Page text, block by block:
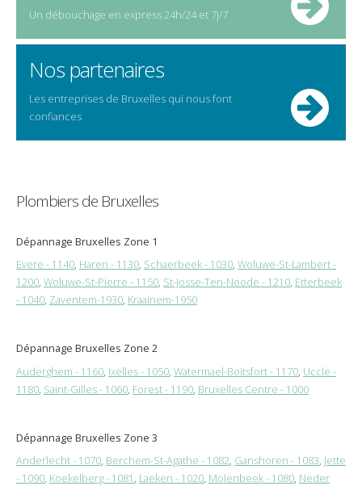
Un débouchage en express 24h/24 et 7j/7
Nos partenaires
Les entreprises de Bruxelles qui nous font
confiances
Plombiers de Bruxelles
Dépannage Bruxelles Zone 1
Evere - 1140, Haren - 1130, Schaerbeek - 1030, Woluwe-St-Lambert -
1200, Woluwe-St-Pierre - 1150, St-Josse-Ten-Noode - 1210, Etterbeek
- 1040, Zaventem-1930, Kraainem-1950
Dépannage Bruxelles Zone 2
Auderghem - 1160, Ixelles - 1050, Watermael-Boitsfort - 1170, Uccle -
1180, Saint-Gilles - 1060, Forest - 1190, Bruxelles Centre - 1000
Dépannage Bruxelles Zone 3
Anderlecht - 1070, Berchem-St-Agathe - 1082, Ganshoren - 1083, Jette
- 1090, Koekelberg - 1081 , Laeken - 1020, Molenbeek - 1080, Neder